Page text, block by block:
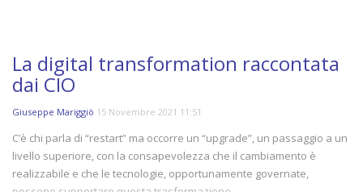
La digital transformation raccontata
dai CIO
Giuseppe Mariggiò 15 Novembre 2021 11:51
C’è chi parla di “restart” ma occorre un “upgrade”, un passaggio a un
livello superiore, con la consapevolezza che il cambiamento è
realizzabile e che le tecnologie, opportunamente governate,